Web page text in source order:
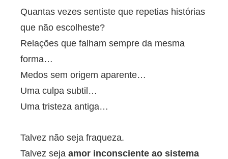
Quantas vezes sentiste que repetias histórias
que não escolheste?
Relações que falham sempre da mesma
forma…
Medos sem origem aparente…
Uma culpa subtil…
Uma tristeza antiga…
Talvez não seja fraqueza.
Talvez seja amor inconsciente ao sistema